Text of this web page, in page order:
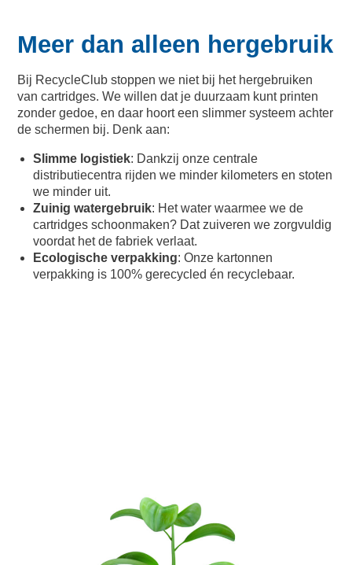
Meer dan alleen hergebruik
Bij RecycleClub stoppen we niet bij het hergebruiken
van cartridges. We willen dat je duurzaam kunt printen
zonder gedoe, en daar hoort een slimmer systeem achter
de schermen bij. Denk aan:
Slimme logistiek: Dankzij onze centrale
distributiecentra rijden we minder kilometers en stoten
we minder uit.
Zuinig watergebruik: Het water waarmee we de
cartridges schoonmaken? Dat zuiveren we zorgvuldig
voordat het de fabriek verlaat.
Ecologische verpakking: Onze kartonnen
verpakking is 100% gerecycled én recyclebaar.